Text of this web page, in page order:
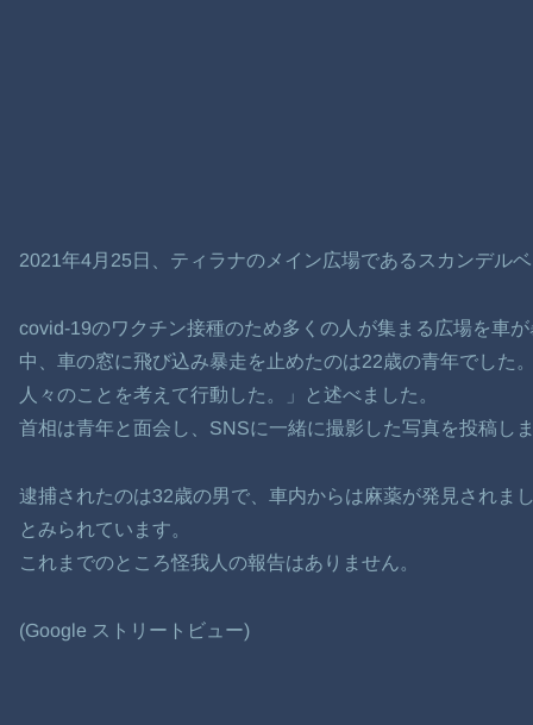
2021年4月25日、ティラナのメイン広場であるスカンデル
covid-19のワクチン接種のため多くの人が集まる広場を車
中、車の窓に飛び込み暴走を止めたのは22歳の青年でした
人々のことを考えて行動した。」と述べました。
首相は青年と面会し、SNSに一緒に撮影した写真を投稿し
逮捕されたのは32歳の男で、車内からは麻薬が発見されま
とみられています。
これまでのところ怪我人の報告はありません。
(Google ストリートビュー)